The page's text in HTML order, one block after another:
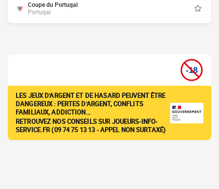
Coupe du Portugal
Portugal
LES JEUX D'ARGENT ET DE HASARD PEUVENT ÊTRE
DANGEREUX : PERTES D'ARGENT, CONFLITS
FAMILIAUX, ADDICTION…
RETROUVEZ NOS CONSEILS SUR JOUEURS-INFO-
SERVICE.FR (09 74 75 13 13 - APPEL NON SURTAXÉ)